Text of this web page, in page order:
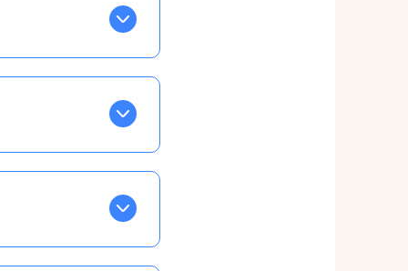
taux horaire
confirmations par
ce qui ne vous
à cet effet